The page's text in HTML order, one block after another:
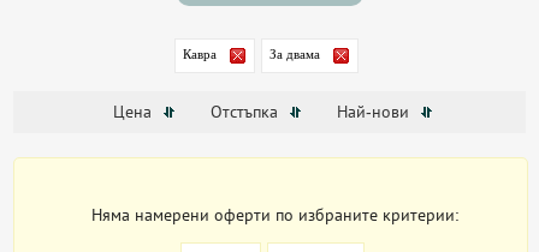
Кавра За двама
Цена Отстъпка Най-нови
Няма намерени оферти по избраните критерии: